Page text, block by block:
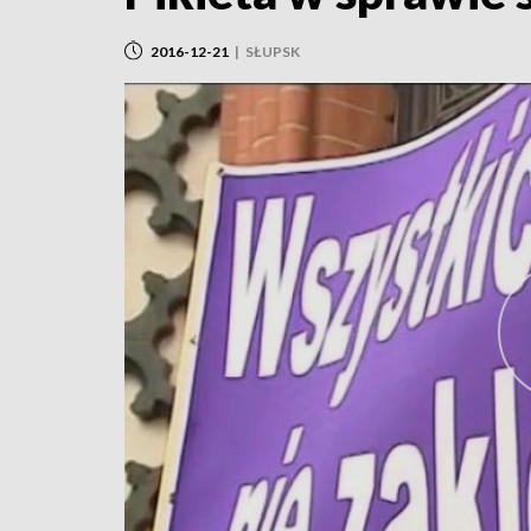
2016-12-21 | SŁUPSK